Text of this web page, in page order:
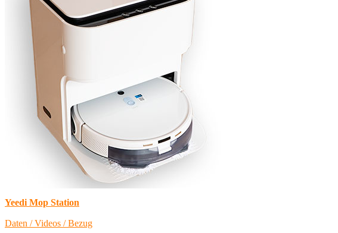
Yeedi Mop Station
Daten / Videos / Bezug